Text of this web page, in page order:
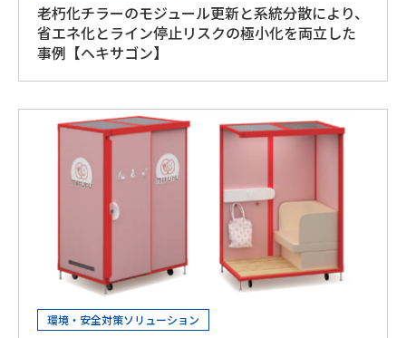
老朽化チラーのモジュール更新と系統分散により、
省エネ化とライン停止リスクの極小化を両立した
事例【ヘキサゴン】
環境・安全対策ソリューション